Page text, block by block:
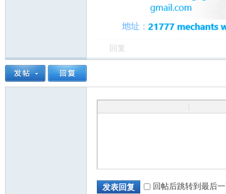
州
回复
|
发表回复 回帖后跳转到最后